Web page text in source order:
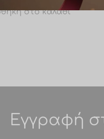
στο καλάθι
Εγγραφή